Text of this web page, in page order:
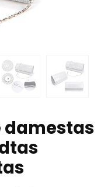
damestas